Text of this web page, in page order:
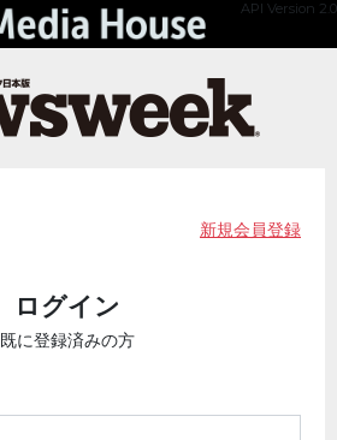
API Version 2.0
新規会員登録
ログイン
既に登録済みの方